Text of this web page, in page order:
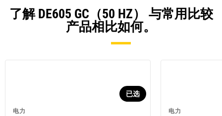
了解 DE605 GC（50 HZ） 与常用比较
产品相比如何。
电力
已选
电力